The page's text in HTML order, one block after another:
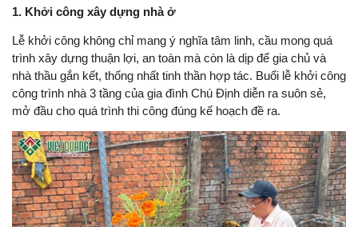
1. Khởi công xây dựng nhà ở
Lễ khởi công không chỉ mang ý nghĩa tâm linh, cầu mong quá
trình xây dựng thuận lợi, an toàn mà còn là dịp để gia chủ và
nhà thầu gắn kết, thống nhất tinh thần hợp tác. Buổi lễ khởi công
công trình nhà 3 tầng của gia đình Chú Định diễn ra suôn sẻ,
mở đầu cho quá trình thi công đúng kế hoạch đề ra.